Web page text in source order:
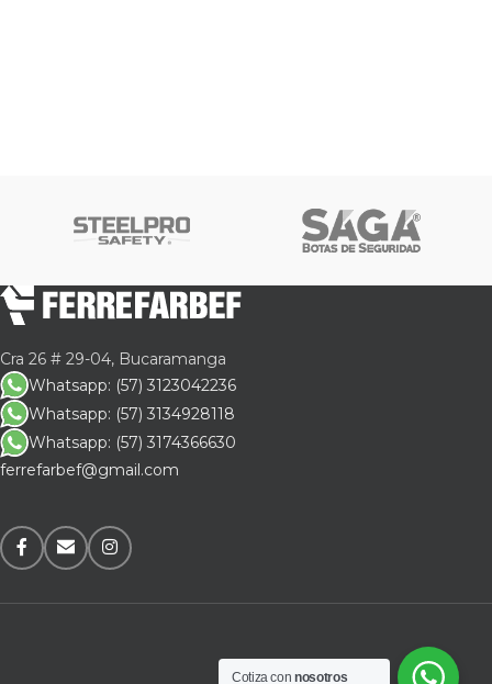
Cra 26 # 29-04, Bucaramanga
Whatsapp: (57) 3123042236
Whatsapp: (57) 3134928118
Whatsapp: (57) 3174366630
ferrefarbef@gmail.com
Cotiza connosotros